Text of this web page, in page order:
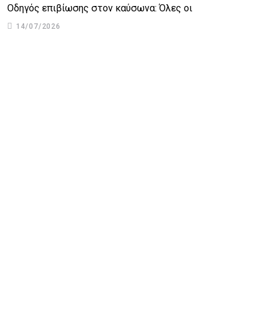
Οδηγός επιβίωσης στον καύσωνα: Όλες οι
14/07/2026